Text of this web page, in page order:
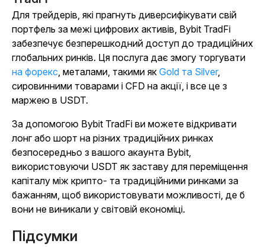
Для трейдерів, які прагнуть диверсифікувати свій
портфель за межі цифрових активів, Bybit TradFi
забезпечує безперешкодний доступ до традиційних
глобальних ринків. Ця послуга дає змогу торгувати
на форекс , металами, такими як Gold та Silver,
сировинними товарами і CFD на акції, і все це з
маржею в USDT.
За допомогою Bybit TradFi ви можете відкривати
лонг або шорт на різних традиційних ринках
безпосередньо з вашого акаунта Bybit,
використовуючи USDT як заставу для переміщення
капіталу між крипто- та традиційними ринками за
бажанням, щоб використовувати можливості, де б
вони не виникали у світовій економіці.
Підсумки